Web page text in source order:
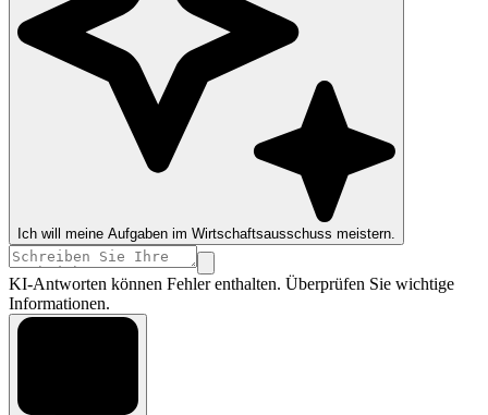
Ich will meine Aufgaben im Wirtschaftsausschuss meistern.
KI-Antworten können Fehler enthalten. Überprüfen Sie wichtige
Informationen.